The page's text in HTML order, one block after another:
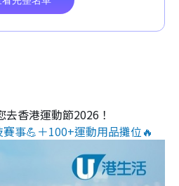
去香港運動節2026！
事💪＋100+運動用品攤位🔥